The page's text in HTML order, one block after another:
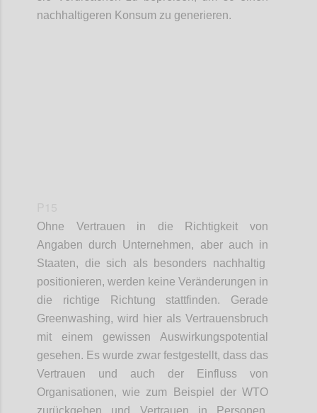
nachhaltigeren Konsum zu generieren.
Ohne Vertrauen in die Richtigkeit von
Angaben durch Unternehmen, aber auch in
Staaten, die sich als besonders nachhaltig
positionieren, werden keine Veränderungen in
die richtige Richtung stattfinden. Gerade
Greenwashing, wird hier als Vertrauensbruch
mit einem gewissen Auswirkungspotential
gesehen. Es wurde zwar festgestellt, dass das
Vertrauen und auch der Einfluss von
Organisationen, wie zum Beispiel der WTO
zurückgehen und Vertrauen in Personen,